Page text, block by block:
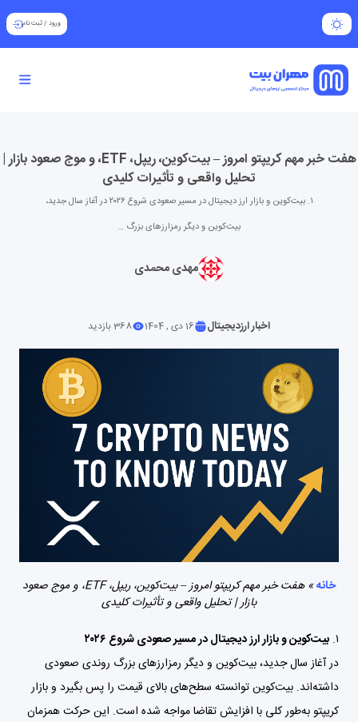
ورود /ثبت نام
هفت خبر مهم کریپتو امروز – بیت‌کوین، ریپل، ETF، و موج صعود بازار |
تحلیل واقعی و تأثیرات کلیدی
۱. بیت‌کوین و بازار ارز دیجیتال در مسیر صعودی شروع ۲۰۲۶ در آغاز سال جدید،
بیت‌کوین و دیگر رمزارزهای بزرگ …
مهدی محمدی
اخبار ارزدیجیتال 16 دی , 1404 368 بازدید
خانه»
هفت خبر مهم کریپتو امروز – بیت‌کوین، ریپل، ETF، و موج صعود
بازار | تحلیل واقعی و تأثیرات کلیدی
۱. بیت‌کوین و بازار ارز دیجیتال در مسیر صعودی شروع ۲۰۲۶
در آغاز سال جدید، بیت‌کوین و دیگر رمزارزهای بزرگ روندی صعودی
داشته‌اند. بیت‌کوین توانسته سطح‌های بالای قیمت را پس بگیرد و بازار
کریپتو به‌طور کلی با افزایش تقاضا مواجه شده است. این حرکت همزمان